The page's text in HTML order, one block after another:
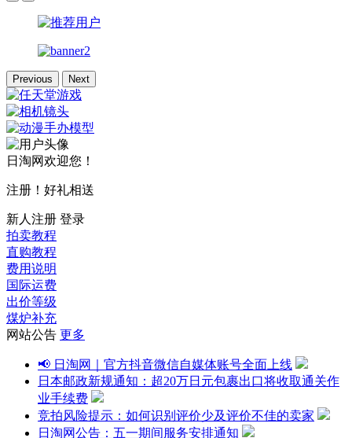
Previous Next
日淘网欢迎您！
注册！好礼相送
新人注册 登录
拍卖教程
直购教程
费用说明
国际运费
出价等级
煤炉补充
网站公告 更多
📢 日淘网｜官方抖音微信自媒体账号全面上线
日本邮政新规通知：超20万日元包裹出口将收取通关作
业手续费
竞拍风险提示：如何识别评价少及评价不佳的卖家
日淘网公告：五一期间服务安排通知